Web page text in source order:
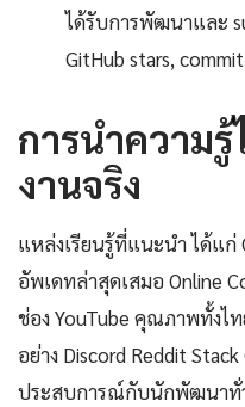
ได้รับการพัฒนาและ
GitHub stars,
การนำความ
งานจริง
แหล่งเรียนรู้ที่แนะนำ ได้แ
อัพเดทล่าสุดเสมอ Online
ช่อง YouTube คุณภาพทั้งไ
อย่าง Discord Reddit
ประสบการณ์กับนักพัฒนาทั่